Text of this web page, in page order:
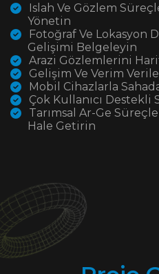
Islah Ve Gözlem
Yönetin
Fotoğraf Ve Lokasyon
Gelişimi Belgeleyin
Arazi Gözlemlerini
Gelişim Ve Verim
Mobil Cihazlarla
Çok Kullanıcı Destekli
Tarımsal Ar-Ge
Hale Getirin